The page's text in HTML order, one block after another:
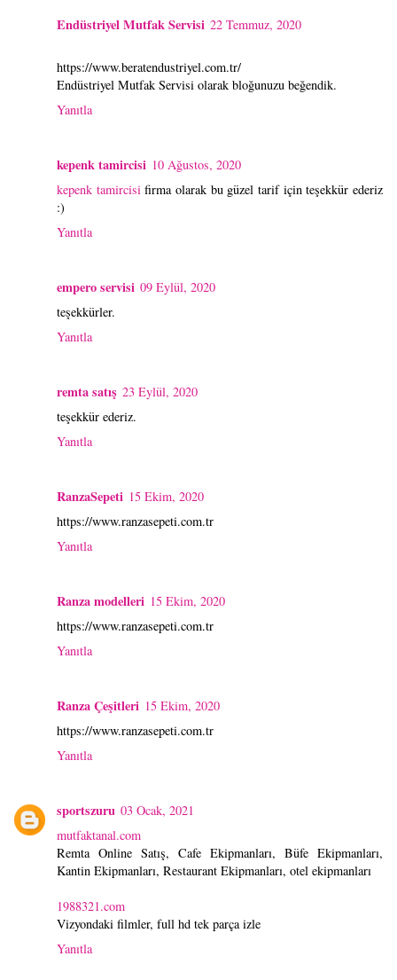
Endüstriyel Mutfak Servisi 22 Temmuz, 2020
https://www.beratendustriyel.com.tr/
Endüstriyel Mutfak Servisi olarak bloğunuzu beğendik.
Yanıtla
kepenk tamircisi 10 Ağustos, 2020
kepenk tamircisifirma olarak bu güzel tarif için teşekkür ederiz
:)
Yanıtla
empero servisi 09 Eylül, 2020
teşekkürler.
Yanıtla
remta satış 23 Eylül, 2020
teşekkür ederiz.
Yanıtla
RanzaSepeti 15 Ekim, 2020
https://www.ranzasepeti.com.tr
Yanıtla
Ranza modelleri 15 Ekim, 2020
https://www.ranzasepeti.com.tr
Yanıtla
Ranza Çeşitleri 15 Ekim, 2020
https://www.ranzasepeti.com.tr
Yanıtla
sportszuru 03 Ocak, 2021
mutfaktanal.com
Remta Online Satış, Cafe Ekipmanları, Büfe Ekipmanları,
Kantin Ekipmanları, Restaurant Ekipmanları, otel ekipmanları
1988321.com
Vizyondaki filmler, full hd tek parça izle
Yanıtla